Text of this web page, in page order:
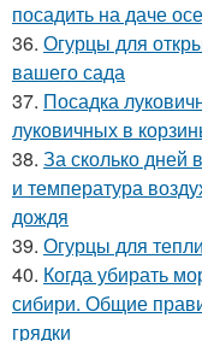
посадить на даче
36. Огурцы для
вашего сада
37. Посадка
луковичных в
38. За сколько дней
и температура
дождя
39. Огурцы для
40. Когда убирать
сибири. Общие
грядки